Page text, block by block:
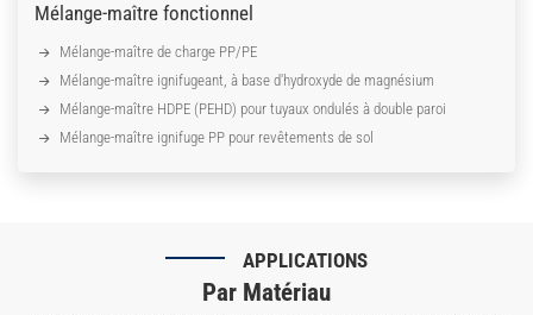
Mélange-maître fonctionnel
Mélange-maître de charge PP/PE
Mélange-maître ignifugeant, à base d'hydroxyde de magnésium
Mélange-maître HDPE (PEHD) pour tuyaux ondulés à double paroi
Mélange-maître ignifuge PP pour revêtements de sol
APPLICATIONS
Par Matériau